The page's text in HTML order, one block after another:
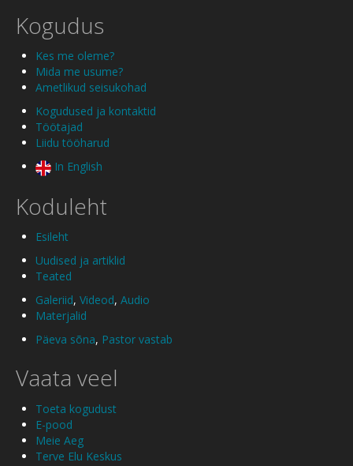
Kogudus
Kes me oleme?
Mida me usume?
Ametlikud seisukohad
Kogudused ja kontaktid
Töötajad
Liidu tööharud
In English
Koduleht
Esileht
Uudised ja artiklid
Teated
Galeriid, Videod, Audio
Materjalid
Päeva sõna, Pastor vastab
Vaata veel
Toeta kogudust
E-pood
Meie Aeg
Terve Elu Keskus